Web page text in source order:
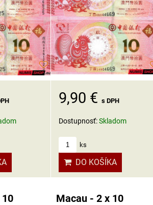
9,90 €s DPH
Dostupnosť:Skladom
ks
DO KOŠÍKA
Macau - 2 x 10